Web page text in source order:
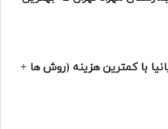
با کمترین هزینه (روش ها +